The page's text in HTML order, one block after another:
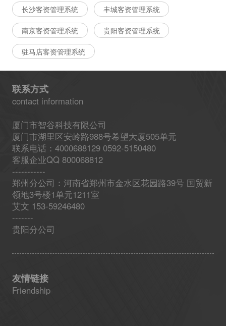
长沙客资管理系统 丰城客资管理系统
南京客资管理系统 贵阳客资管理系统
驻马店客资管理系统
联系方式
contact information
厦门市智谷科技有限公司
厦门市湖里区安岭路988号希望大厦505单元
联系电话：4000688129 0592-5150480
客服企业QQ 800068812
-----------
郑州分公司：河南省郑州市金水区花园路39号 国贸新
领地3号楼1单元1211室
艾文 153-59246480
-------
贵阳分公司
友情链接
Friendship